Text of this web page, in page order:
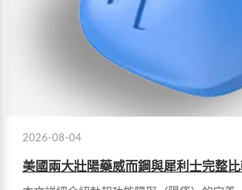
2026-08-04
美國兩大壯陽藥威而鋼與犀利士完整